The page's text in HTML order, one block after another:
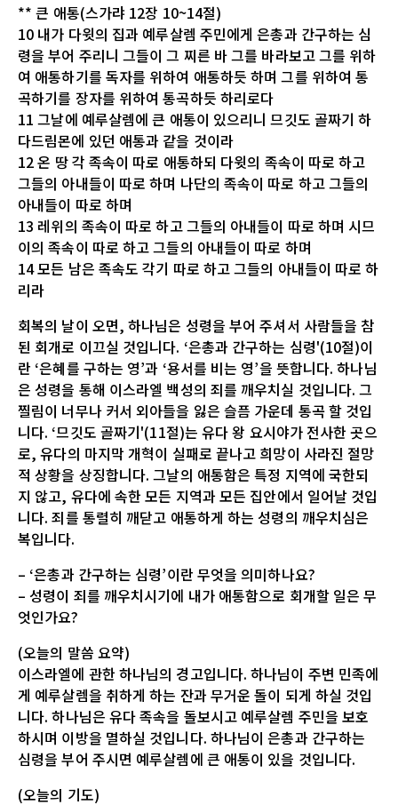
** 큰 애통(스가랴 12장 10~14절)
10 내가 다윗의 집과 예루살렘 주민에게 은총과 간구하는 심
령을 부어 주리니 그들이 그 찌른 바 그를 바라보고 그를 위하
여 애통하기를 독자를 위하여 애통하듯 하며 그를 위하여 통
곡하기를 장자를 위하여 통곡하듯 하리로다
11 그날에 예루살렘에 큰 애통이 있으리니 므깃도 골짜기 하
다드림몬에 있던 애통과 같을 것이라
12 온 땅 각 족속이 따로 애통하되 다윗의 족속이 따로 하고
그들의 아내들이 따로 하며 나단의 족속이 따로 하고 그들의
아내들이 따로 하며
13 레위의 족속이 따로 하고 그들의 아내들이 따로 하며 시므
이의 족속이 따로 하고 그들의 아내들이 따로 하며
14 모든 남은 족속도 각기 따로 하고 그들의 아내들이 따로 하
리라
회복의 날이 오면, 하나님은 성령을 부어 주셔서 사람들을 참
된 회개로 이끄실 것입니다. ‘은총과 간구하는 심령'(10절)이
란 ‘은혜를 구하는 영’과 ‘용서를 비는 영’을 뜻합니다. 하나님
은 성령을 통해 이스라엘 백성의 죄를 깨우치실 것입니다. 그
찔림이 너무나 커서 외아들을 잃은 슬픔 가운데 통곡 할 것입
니다. ‘므깃도 골짜기'(11절)는 유다 왕 요시야가 전사한 곳으
로, 유다의 마지막 개혁이 실패로 끝나고 희망이 사라진 절망
적 상황을 상징합니다. 그날의 애통함은 특정 지역에 국한되
지 않고, 유다에 속한 모든 지역과 모든 집안에서 일어날 것입
니다. 죄를 통렬히 깨닫고 애통하게 하는 성령의 깨우치심은
복입니다.
– ‘은총과 간구하는 심령’이란 무엇을 의미하나요?
– 성령이 죄를 깨우치시기에 내가 애통함으로 회개할 일은 무
엇인가요?
(오늘의 말씀 요약)
이스라엘에 관한 하나님의 경고입니다. 하나님이 주변 민족에
게 예루살렘을 취하게 하는 잔과 무거운 돌이 되게 하실 것입
니다. 하나님은 유다 족속을 돌보시고 예루살렘 주민을 보호
하시며 이방을 멸하실 것입니다. 하나님이 은총과 간구하는
심령을 부어 주시면 예루살렘에 큰 애통이 있을 것입니다.
(오늘의 기도)